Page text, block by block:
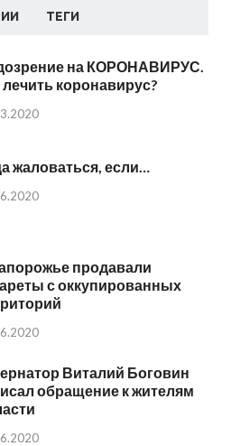
ТЕГИ
на КОРОНАВИРУС.
лечить коронавирус?
жаловаться, если…
продавали
с оккупированных
Виталий Боговин
обращение к жителям